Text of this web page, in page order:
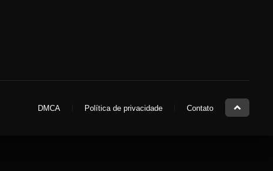
DMCA Política de privacidade Contato